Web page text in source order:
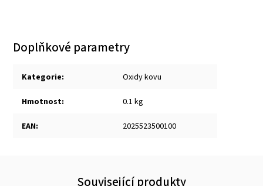
Doplňkové parametry
Kategorie: Oxidy kovu
Hmotnost: 0.1 kg
EAN: 2025523500100
Související produkty